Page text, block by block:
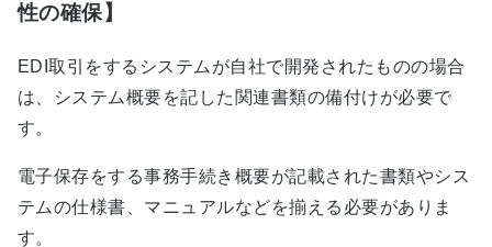
性の確保】
EDI取引をするシステムが自社で開発されたものの場合
は、システム概要を記した関連書類の備付けが必要で
す。
電子保存をする事務手続き概要が記載された書類やシス
テムの仕様書、マニュアルなどを揃える必要がありま
す。